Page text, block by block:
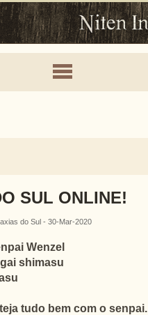
SUL ONLINE!
do Sul - 30-Mar-2020
Wenzel
shimasu
tudo bem com o senpai.